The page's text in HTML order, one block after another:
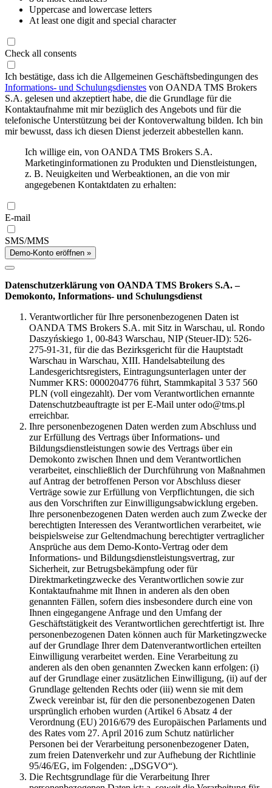
Uppercase and lowercase letters
At least one digit and special character
Check all consents
Ich bestätige, dass ich die Allgemeinen Geschäftsbedingungen des
Informations- und Schulungsdienstes von OANDA TMS Brokers
S.A. gelesen und akzeptiert habe, die die Grundlage für die
Kontaktaufnahme mit mir bezüglich des Angebots und für die
telefonische Unterstützung bei der Kontoverwaltung bilden. Ich bin
mir bewusst, dass ich diesen Dienst jederzeit abbestellen kann.
Ich willige ein, von OANDA TMS Brokers S.A.
Marketinginformationen zu Produkten und Dienstleistungen,
z. B. Neuigkeiten und Werbeaktionen, an die von mir
angegebenen Kontaktdaten zu erhalten:
E-mail
SMS/MMS
Demo-Konto eröffnen »
Datenschutzerklärung von OANDA TMS Brokers S.A. –
Demokonto, Informations- und Schulungsdienst
Verantwortlicher für Ihre personenbezogenen Daten ist
OANDA TMS Brokers S.A. mit Sitz in Warschau, ul. Rondo
Daszyńskiego 1, 00-843 Warschau, NIP (Steuer-ID): 526-
275-91-31, für die das Bezirksgericht für die Hauptstadt
Warschau in Warschau, XIII. Handelsabteilung des
Landesgerichtsregisters, Eintragungsunterlagen unter der
Nummer KRS: 0000204776 führt, Stammkapital 3 537 560
PLN (voll eingezahlt). Der vom Verantwortlichen ernannte
Datenschutzbeauftragte ist per E-Mail unter odo@tms.pl
erreichbar.
Ihre personenbezogenen Daten werden zum Abschluss und
zur Erfüllung des Vertrags über Informations- und
Bildungsdienstleistungen sowie des Vertrags über ein
Demokonto zwischen Ihnen und dem Verantwortlichen
verarbeitet, einschließlich der Durchführung von Maßnahmen
auf Antrag der betroffenen Person vor Abschluss dieser
Verträge sowie zur Erfüllung von Verpflichtungen, die sich
aus den Vorschriften zur Einwilligungsabwicklung ergeben.
Ihre personenbezogenen Daten werden auch zum Zwecke der
berechtigten Interessen des Verantwortlichen verarbeitet, wie
beispielsweise zur Geltendmachung berechtigter vertraglicher
Ansprüche aus dem Demo-Konto-Vertrag oder dem
Informations- und Bildungsdienstleistungsvertrag, zur
Sicherheit, zur Betrugsbekämpfung oder für
Direktmarketingzwecke des Verantwortlichen sowie zur
Kontaktaufnahme mit Ihnen in anderen als den oben
genannten Fällen, sofern dies insbesondere durch eine von
Ihnen eingegangene Anfrage und den Umfang der
Geschäftstätigkeit des Verantwortlichen gerechtfertigt ist. Ihre
personenbezogenen Daten können auch für Marketingzwecke
auf der Grundlage Ihrer dem Datenverantwortlichen erteilten
Einwilligung verarbeitet werden. Eine Verarbeitung zu
anderen als den oben genannten Zwecken kann erfolgen: (i)
auf der Grundlage einer zusätzlichen Einwilligung, (ii) auf der
Grundlage geltenden Rechts oder (iii) wenn sie mit dem
Zweck vereinbar ist, für den die personenbezogenen Daten
ursprünglich erhoben wurden (Artikel 6 Absatz 4 der
Verordnung (EU) 2016/679 des Europäischen Parlaments und
des Rates vom 27. April 2016 zum Schutz natürlicher
Personen bei der Verarbeitung personenbezogener Daten,
zum freien Datenverkehr und zur Aufhebung der Richtlinie
95/46/EG, im Folgenden: „DSGVO“).
Die Rechtsgrundlage für die Verarbeitung Ihrer